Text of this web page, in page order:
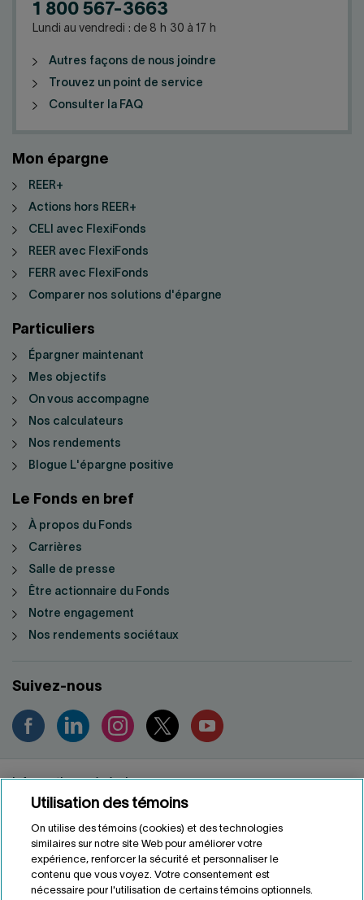
1 800 567-3663
Lundi au vendredi : de 8 h 30 à 17 h
Autres façons de nous joindre
Trouvez un point de service
Consulter la FAQ
Mon épargne
REER+
Actions hors REER+
CELI avec FlexiFonds
REER avec FlexiFonds
FERR avec FlexiFonds
Comparer nos solutions d'épargne
Particuliers
Épargner maintenant
Mes objectifs
On vous accompagne
Nos calculateurs
Nos rendements
Blogue L'épargne positive
Le Fonds en bref
À propos du Fonds
Carrières
Salle de presse
Être actionnaire du Fonds
Notre engagement
Nos rendements sociétaux
Suivez-nous
Informations générales
Renseignements personnels
Conditions d'utilisation
Accessibilité
Personnaliser les témoins
Utilisation des témoins
On utilise des témoins (cookies) et des technologies
similaires sur notre site Web pour améliorer votre
expérience, renforcer la sécurité et personnaliser le
contenu que vous voyez. Votre consentement est
nécessaire pour l'utilisation de certains témoins optionnels.